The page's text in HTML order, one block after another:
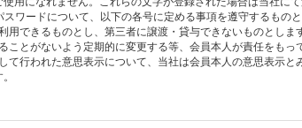
ワードについて、以下の各号に定める事項を遵守するもの
できるものとし、第三者に譲渡・貸与できないものとします
とがないよう定期的に変更する等、会員本人が責任をもっ
て行われた意思表示について、当社は会員本人の意思表示と